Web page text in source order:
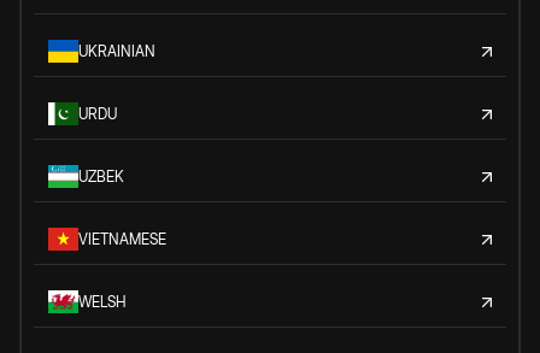
UKRAINIAN
URDU
UZBEK
VIETNAMESE
WELSH